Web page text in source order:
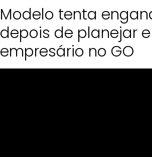
Modelo tenta
depois de planejar
empresário no GO